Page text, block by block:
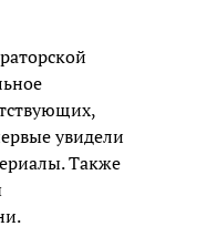
увидели
Также